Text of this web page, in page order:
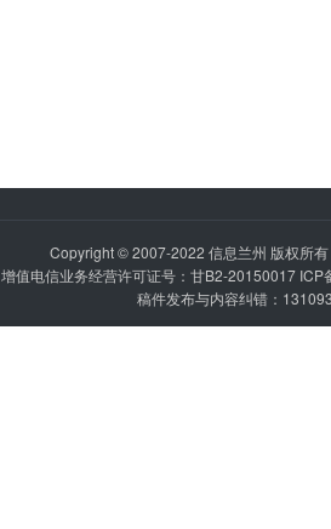
Copyright © 2007-2022 信息兰州 版权所
增值电信业务经营许可证号：甘B2-20150017 ICP
稿件发布与内容纠错：